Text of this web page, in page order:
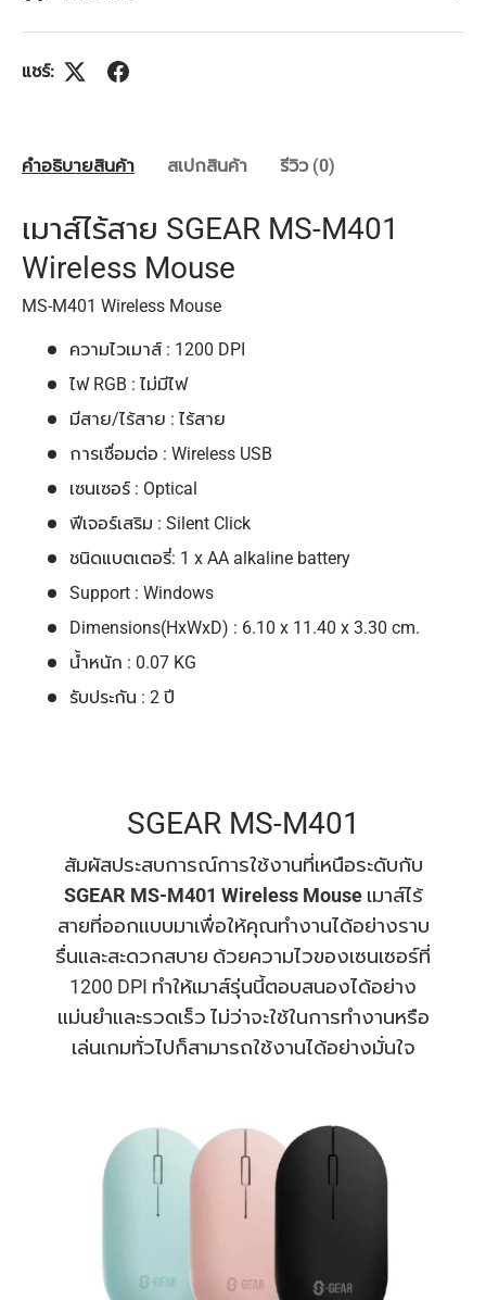
แชร์:
คำอธิบายสินค้า สเปกสินค้า รีวิว (0)
เมาส์ไร้สาย SGEAR MS-M401
Wireless Mouse
MS-M401 Wireless Mouse
ความไวเมาส์ : 1200 DPI
ไฟ RGB : ไม่มีไฟ
มีสาย/ไร้สาย : ไร้สาย
การเชื่อมต่อ : Wireless USB
เซนเซอร์ : Optical
ฟีเจอร์เสริม : Silent Click
ชนิดแบตเตอรี่: 1 x AA alkaline battery
Support : Windows
Dimensions(HxWxD) : 6.10 x 11.40 x 3.30 cm.
น้ำหนัก : 0.07 KG
รับประกัน : 2 ปี
SGEAR MS-M401
สัมผัสประสบการณ์การใช้งานที่เหนือระดับกับ
SGEAR MS-M401 Wireless Mouseเมาส์ไร้
สายที่ออกแบบมาเพื่อให้คุณทำงานได้อย่างราบ
รื่นและสะดวกสบาย ด้วยความไวของเซนเซอร์ที่
1200 DPI ทำให้เมาส์รุ่นนี้ตอบสนองได้อย่าง
แม่นยำและรวดเร็ว ไม่ว่าจะใช้ในการทำงานหรือ
เล่นเกมทั่วไปก็สามารถใช้งานได้อย่างมั่นใจ